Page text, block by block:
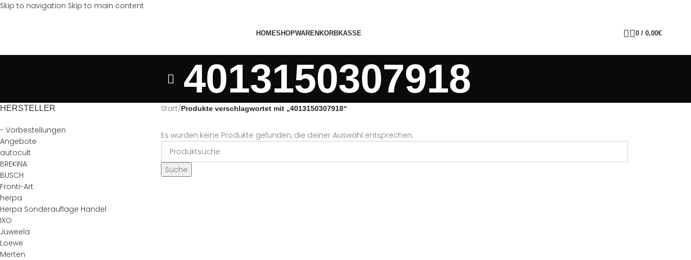
Skip to navigation Skip to main content
HOMESHOPWARENKORBKASSE 0 / 0,00€
4013150307918
HERSTELLER
- Vorbestellungen
Angebote
autocult
BREKINA
BUSCH
Fronti-Art
herpa
Herpa Sonderauflage Handel
IXO
Juweela
Loewe
Merten
Start/Produkte verschlagwortet mit „4013150307918“
Es wurden keine Produkte gefunden, die deiner Auswahl entsprechen.
Suche